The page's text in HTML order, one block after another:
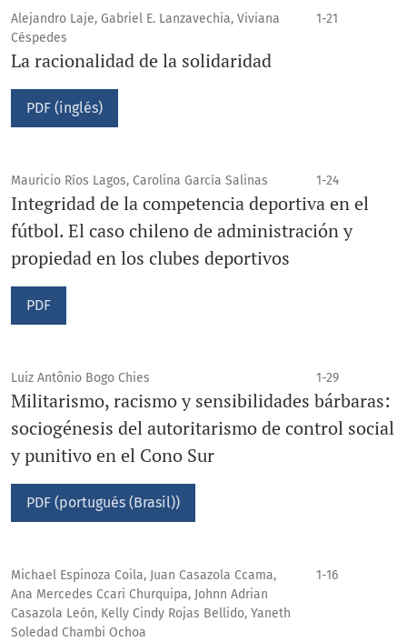
Alejandro Laje, Gabriel E. Lanzavechia, Viviana
Céspedes
1-21
La racionalidad de la solidaridad
PDF (inglés)
Mauricio Ríos Lagos, Carolina García Salinas 1-24
Integridad de la competencia deportiva en el
fútbol. El caso chileno de administración y
propiedad en los clubes deportivos
PDF
Luiz Antônio Bogo Chies 1-29
Militarismo, racismo y sensibilidades bárbaras:
sociogénesis del autoritarismo de control social
y punitivo en el Cono Sur
PDF (portugués (Brasil))
Michael Espinoza Coila, Juan Casazola Ccama,
Ana Mercedes Ccari Churquipa, Johnn Adrian
Casazola León, Kelly Cindy Rojas Bellido, Yaneth
Soledad Chambi Ochoa
1-16